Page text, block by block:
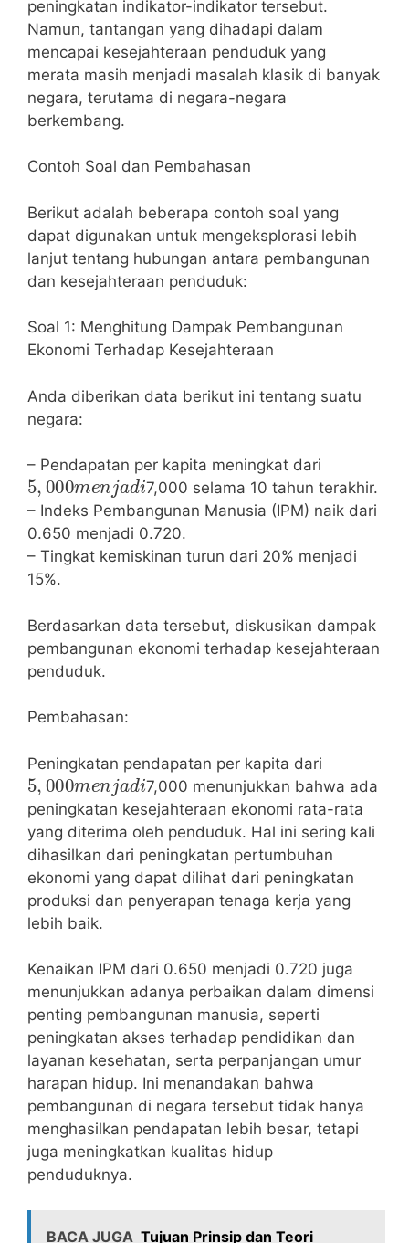
peningkatan indikator-indikator tersebut.
Namun, tantangan yang dihadapi dalam
mencapai kesejahteraan penduduk yang
merata masih menjadi masalah klasik di banyak
negara, terutama di negara-negara
berkembang.
Contoh Soal dan Pembahasan
Berikut adalah beberapa contoh soal yang
dapat digunakan untuk mengeksplorasi lebih
lanjut tentang hubungan antara pembangunan
dan kesejahteraan penduduk:
Soal 1: Menghitung Dampak Pembangunan
Ekonomi Terhadap Kesejahteraan
Anda diberikan data berikut ini tentang suatu
negara:
– Pendapatan per kapita meningkat dari
5 , 000menja di
7,000 selama 10 tahun terakhir.
– Indeks Pembangunan Manusia (IPM) naik dari
0.650 menjadi 0.720.
– Tingkat kemiskinan turun dari 20% menjadi
15%.
Berdasarkan data tersebut, diskusikan dampak
pembangunan ekonomi terhadap kesejahteraan
penduduk.
Pembahasan:
Peningkatan pendapatan per kapita dari
5,000menj adi
7,000 menunjukkan bahwa ada
peningkatan kesejahteraan ekonomi rata-rata
yang diterima oleh penduduk. Hal ini sering kali
dihasilkan dari peningkatan pertumbuhan
ekonomi yang dapat dilihat dari peningkatan
produksi dan penyerapan tenaga kerja yang
lebih baik.
Kenaikan IPM dari 0.650 menjadi 0.720 juga
menunjukkan adanya perbaikan dalam dimensi
penting pembangunan manusia, seperti
peningkatan akses terhadap pendidikan dan
layanan kesehatan, serta perpanjangan umur
harapan hidup. Ini menandakan bahwa
pembangunan di negara tersebut tidak hanya
menghasilkan pendapatan lebih besar, tetapi
juga meningkatkan kualitas hidup
penduduknya.
BACA JUGA Tujuan Prinsip dan Teori